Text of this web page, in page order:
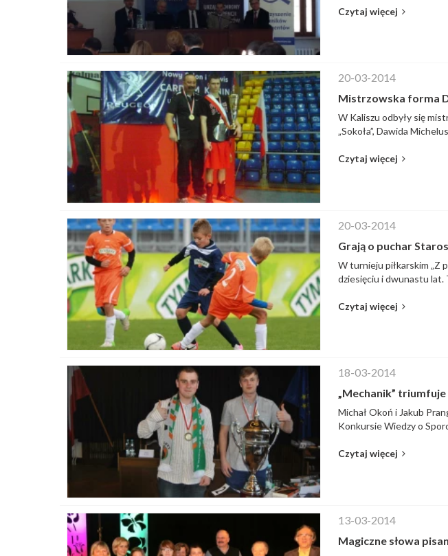
Czytaj więcej
20-03-2014
Mistrzowska forma
W Kaliszu odbyły się
„Sokoła”, Dawida
Czytaj więcej
20-03-2014
Grają o puchar
W turnieju piłkarskim „Z
dziesięciu i dwunastu lat.
Czytaj więcej
18-03-2014
„Mechanik”
Michał Okoń i Jakub
Konkursie Wiedzy o
Czytaj więcej
13-03-2014
Magiczne słowa